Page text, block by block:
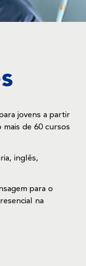
jovens a partir
de 60 cursos
inglês,
para o
na